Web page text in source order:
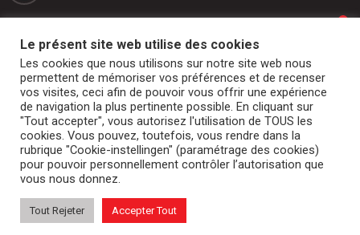
d’accueil Bandes transporteuses
Tambours et rouleaux
Abri de quai
Segments de marché et applications
Services
Contact
© 2026Repa Transportbanden. Tous les droits sont réservés
Le présent site web utilise des cookies
Les cookies que nous utilisons sur notre site web nous
permettent de mémoriser vos préférences et de recenser
vos visites, ceci afin de pouvoir vous offrir une expérience
de navigation la plus pertinente possible. En cliquant sur
"Tout accepter", vous autorisez l'utilisation de TOUS les
cookies. Vous pouvez, toutefois, vous rendre dans la
rubrique "Cookie-instellingen" (paramétrage des cookies)
pour pouvoir personnellement contrôler l’autorisation que
vous nous donnez.
Tout Rejeter Accepter Tout